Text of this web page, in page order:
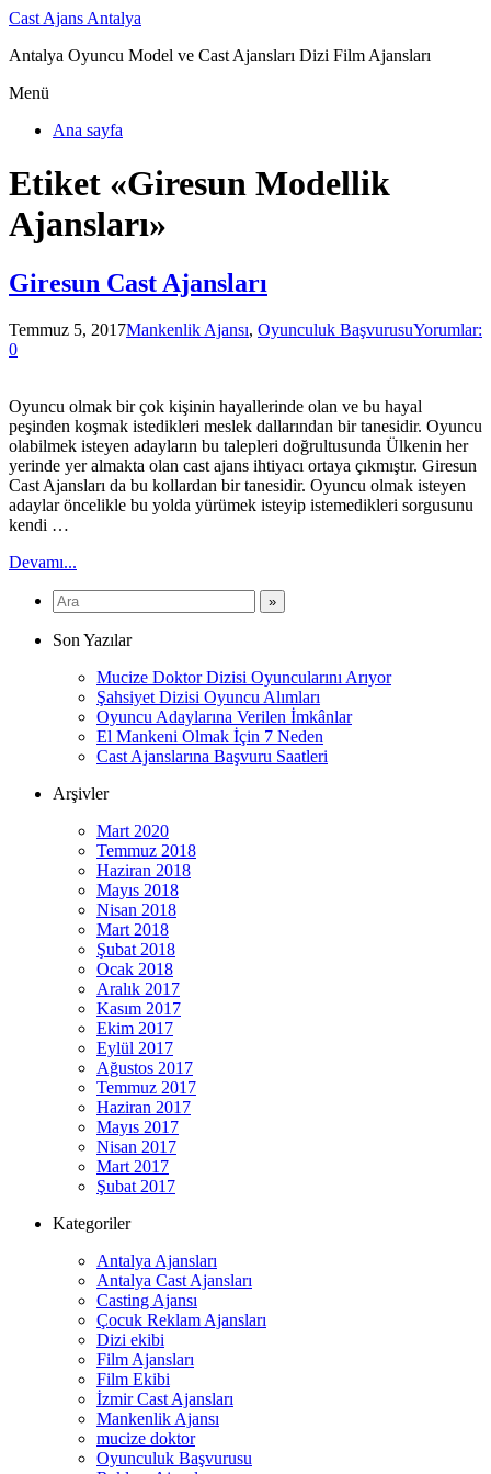
Cast Ajans Antalya
Antalya Oyuncu Model ve Cast Ajansları Dizi Film Ajansları
Menü
Ana sayfa
Etiket «Giresun Modellik
Ajansları»
Giresun Cast Ajansları
Temmuz 5, 2017Mankenlik Ajansı, Oyunculuk BaşvurusuYorumlar:
0
Oyuncu olmak bir çok kişinin hayallerinde olan ve bu hayal
peşinden koşmak istedikleri meslek dallarından bir tanesidir. Oyuncu
olabilmek isteyen adayların bu talepleri doğrultusunda Ülkenin her
yerinde yer almakta olan cast ajans ihtiyacı ortaya çıkmıştır. Giresun
Cast Ajansları da bu kollardan bir tanesidir. Oyuncu olmak isteyen
adaylar öncelikle bu yolda yürümek isteyip istemedikleri sorgusunu
kendi …
Devamı...
Son Yazılar
Mucize Doktor Dizisi Oyuncularını Arıyor
Şahsiyet Dizisi Oyuncu Alımları
Oyuncu Adaylarına Verilen İmkânlar
El Mankeni Olmak İçin 7 Neden
Cast Ajanslarına Başvuru Saatleri
Arşivler
Mart 2020
Temmuz 2018
Haziran 2018
Mayıs 2018
Nisan 2018
Mart 2018
Şubat 2018
Ocak 2018
Aralık 2017
Kasım 2017
Ekim 2017
Eylül 2017
Ağustos 2017
Temmuz 2017
Haziran 2017
Mayıs 2017
Nisan 2017
Mart 2017
Şubat 2017
Kategoriler
Antalya Ajansları
Antalya Cast Ajansları
Casting Ajansı
Çocuk Reklam Ajansları
Dizi ekibi
Film Ajansları
Film Ekibi
İzmir Cast Ajansları
Mankenlik Ajansı
mucize doktor
Oyunculuk Başvurusu